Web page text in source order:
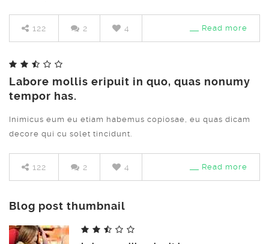
122 2 4 Read more
Labore mollis eripuit in quo, quas nonumy
tempor has.
Inimicus eum eu etiam habemus copiosae, eu quas dicam
decore qui cu solet tincidunt.
122 2 4 Read more
Blog post thumbnail